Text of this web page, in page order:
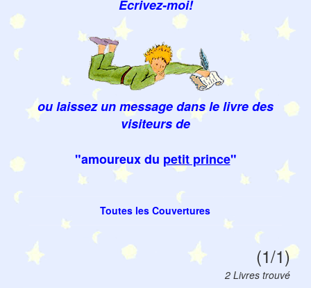
Écrivez-moi!
ou laissez un message dans le livre des
visiteurs de
"amoureux du petit prince"
Toutes les Couvertures
(1/1)
2 Livres trouvé